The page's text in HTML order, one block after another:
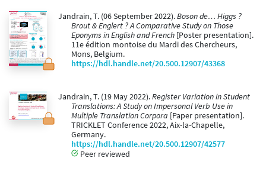
Jandrain, T. (06 September 2022).Boson de… Higgs ?
Brout & Englert ? A Comparative Study on Those
Eponyms in English and French [Poster presentation].
11e édition montoise du Mardi des Chercheurs,
Mons, Belgium.
https://hdl.handle.net/20.500.12907/43368
Jandrain, T. (19 May 2022).Register Variation in Student
Translations: A Study on Impersonal Verb Use in
Multiple Translation Corpora [Paper presentation].
TRICKLET Conference 2022, Aix-la-Chapelle,
Germany.
https://hdl.handle.net/20.500.12907/42577
Peer reviewed